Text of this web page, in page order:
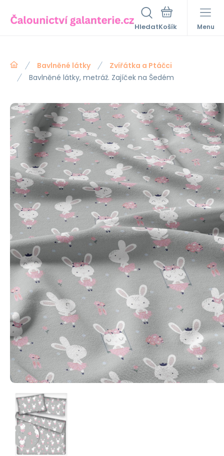
Hledat Menu
Bavlněné látky
Zvířátka a Ptáčci
Bavlněné látky, metráž. Zajíček na Šedém